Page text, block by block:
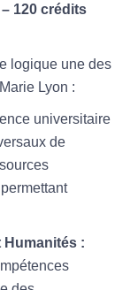
120 crédits
logique une des
Lyon :
universitaire
de
Humanités :